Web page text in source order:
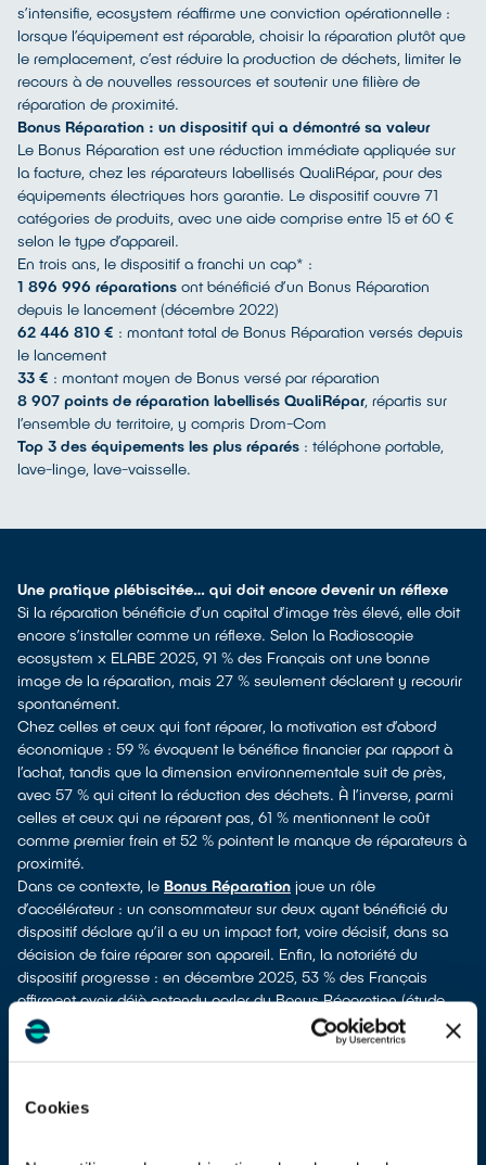
Cookies
s’intensifie, ecosystem réaffirme une conviction opérationnelle :
lorsque l’équipement est réparable, choisir la réparation plutôt que
le remplacement, c’est réduire la production de déchets, limiter le
recours à de nouvelles ressources et soutenir une filière de
réparation de proximité.
Bonus Réparation : un dispositif qui a démontré sa valeur
Le Bonus Réparation est une réduction immédiate appliquée sur
la facture, chez les réparateurs labellisés QualiRépar, pour des
équipements électriques hors garantie. Le dispositif couvre 71
catégories de produits, avec une aide comprise entre 15 et 60 €
selon le type d’appareil.
En trois ans, le dispositif a franchi un cap* :
1 896 996 réparations ont bénéficié d’un Bonus Réparation
depuis le lancement (décembre 2022)
62 446 810 € : montant total de Bonus Réparation versés depuis
le lancement
33 € : montant moyen de Bonus versé par réparation
8 907 points de réparation labellisés QualiRépar, répartis sur
l’ensemble du territoire, y compris Drom-Com
Top 3 des équipements les plus réparés : téléphone portable,
lave-linge, lave-vaisselle.
Une pratique plébiscitée… qui doit encore devenir un réflexe
Si la réparation bénéficie d’un capital d’image très élevé, elle doit
encore s’installer comme un réflexe. Selon la Radioscopie
ecosystem x ELABE 2025, 91 % des Français ont une bonne
image de la réparation, mais 27 % seulement déclarent y recourir
spontanément.
Chez celles et ceux qui font réparer, la motivation est d’abord
économique : 59 % évoquent le bénéfice financier par rapport à
l’achat, tandis que la dimension environnementale suit de près,
avec 57 % qui citent la réduction des déchets. À l’inverse, parmi
celles et ceux qui ne réparent pas, 61 % mentionnent le coût
comme premier frein et 52 % pointent le manque de réparateurs à
proximité.
Dans ce contexte, le Bonus Réparation joue un rôle
d’accélérateur : un consommateur sur deux ayant bénéficié du
dispositif déclare qu’il a eu un impact fort, voire décisif, dans sa
décision de faire réparer son appareil. Enfin, la notoriété du
dispositif progresse : en décembre 2025, 53 % des Français
affirment avoir déjà entendu parler du Bonus Réparation (étude
Trajectoires – GIFAM).